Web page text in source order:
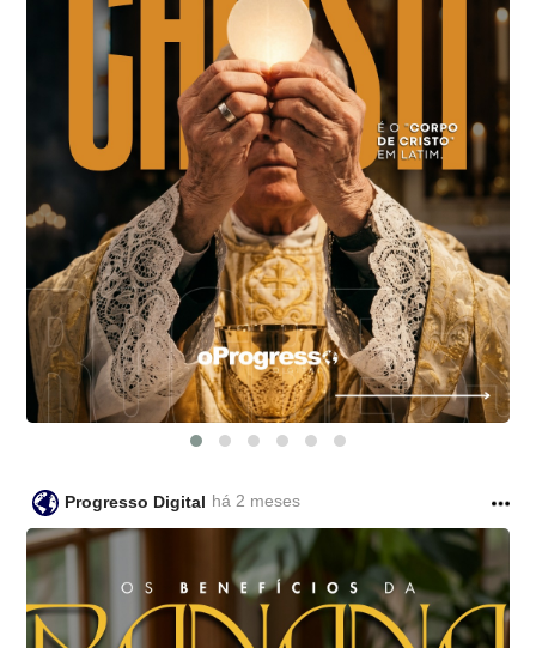
Progresso Digital há 2 meses